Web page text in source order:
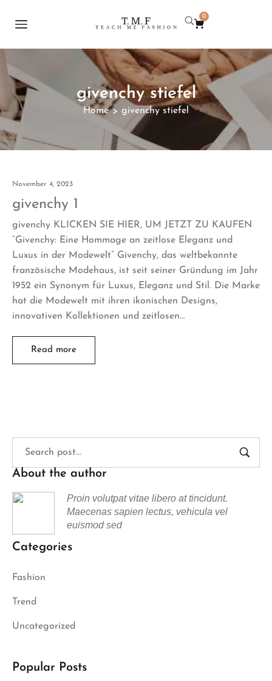
0
givenchy stiefel
Home > givenchy stiefel
November 4, 2023
givenchy 1
givenchy KLICKEN SIE HIER, UM JETZT ZU KAUFEN
“Givenchy: Eine Hommage an zeitlose Eleganz und
Luxus in der Modewelt” Givenchy, das weltbekannte
französische Modehaus, ist seit seiner Gründung im Jahr
1952 ein Synonym für Luxus, Eleganz und Stil. Die Marke
hat die Modewelt mit ihren ikonischen Designs,
innovativen Kollektionen und zeitlosen…
Read more
About the author
Proin volutpat vitae libero at tincidunt.
Maecenas sapien lectus, vehicula vel
euismod sed
Categories
Fashion
Trend
Uncategorized
Popular Posts